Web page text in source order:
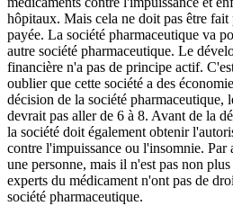
hôpitaux. Mais cela ne doit pas être
payée. La société pharmaceutique va
autre société pharmaceutique. Le
financière n'a pas de principe actif.
oublier que cette société a des
décision de la société pharmaceutique,
devrait pas aller de 6 à 8. Avant de la
la société doit également obtenir
contre l'impuissance ou l'insomnie. Par
une personne, mais il n'est pas non
experts du médicament n'ont pas de
société pharmaceutique.